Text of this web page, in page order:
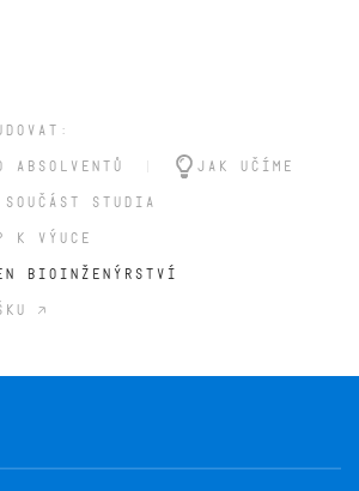
ABSOLVENTŮ
JAK UČÍME
STUDIA
K VÝUCE
BIOINŽENÝRSTVÍ
🡥